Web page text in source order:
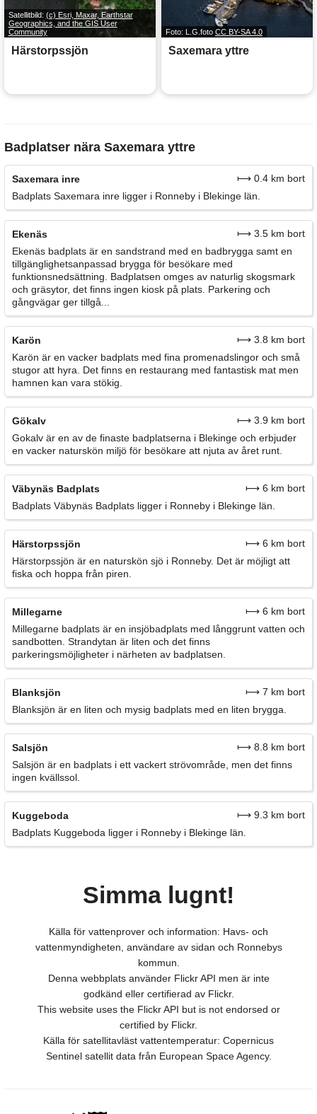
Satellitbild: (c) Esri, Maxar, Earthstar
Geographics, and the GIS User
Community
Härstorpssjön
Foto: L.G.foto CC BY-SA 4.0
Saxemara yttre
Badplatser nära Saxemara yttre
Saxemara inre
⟼ 0.4 km bort
Badplats Saxemara inre ligger i Ronneby i Blekinge län.
Ekenäs
⟼ 3.5 km bort
Ekenäs badplats är en sandstrand med en badbrygga samt en
tillgänglighetsanpassad brygga för besökare med
funktionsnedsättning. Badplatsen omges av naturlig skogsmark
och gräsytor, det finns ingen kiosk på plats. Parkering och
gångvägar ger tillgå...
Karön
⟼ 3.8 km bort
Karön är en vacker badplats med fina promenadslingor och små
stugor att hyra. Det finns en restaurang med fantastisk mat men
hamnen kan vara stökig.
Gökalv
⟼ 3.9 km bort
Gokalv är en av de finaste badplatserna i Blekinge och erbjuder
en vacker naturskön miljö för besökare att njuta av året runt.
Väbynäs Badplats
⟼ 6 km bort
Badplats Väbynäs Badplats ligger i Ronneby i Blekinge län.
Härstorpssjön
⟼ 6 km bort
Härstorpssjön är en naturskön sjö i Ronneby. Det är möjligt att
fiska och hoppa från piren.
Millegarne
⟼ 6 km bort
Millegarne badplats är en insjöbadplats med långgrunt vatten och
sandbotten. Strandytan är liten och det finns
parkeringsmöjligheter i närheten av badplatsen.
Blanksjön
⟼ 7 km bort
Blanksjön är en liten och mysig badplats med en liten brygga.
Salsjön
⟼ 8.8 km bort
Salsjön är en badplats i ett vackert strövområde, men det finns
ingen kvällssol.
Kuggeboda
⟼ 9.3 km bort
Badplats Kuggeboda ligger i Ronneby i Blekinge län.
Simma lugnt!
Källa för vattenprover och information: Havs- och
vattenmyndigheten, användare av sidan och Ronnebys
kommun.
Denna webbplats använder Flickr API men är inte
godkänd eller certifierad av Flickr.
This website uses the Flickr API but is not endorsed or
certified by Flickr.
Källa för satellitavläst vattentemperatur: Copernicus
Sentinel satellit data från European Space Agency.